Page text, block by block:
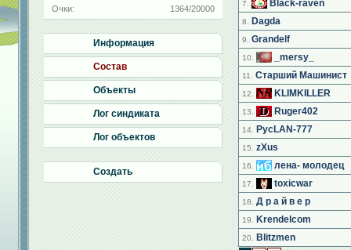
Очки: 1364/20000
Информация
Состав
Объекты
Лог синдиката
Лог объектов
Создать
7. Black-raven
8. Dagda
9. Grandelf
10. _mersy_
11. Старший Машинист
12. KLIMKILLER
13. Ruger402
14. PycLAN-777
15. zXus
16. лена- молодец
17. toxicwar
18. Д р а й в е р
19. Krendelcom
20. Blitzmen